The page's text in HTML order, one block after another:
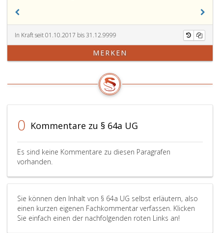
lauten,
wenn
keine
Prüfung
beurteilt
in
„nicht
Die
des
Anzahl
Prüfungen
Ziffer
und
und
Festlegung
gemäß
5,
Ziffer
2,
für
In Kraft seit 01.10.2017 bis 31.12.9999
MERKEN
0 Kommentare zu § 64a UG
Es sind keine Kommentare zu diesen Paragrafen
vorhanden.
Sie können den Inhalt von § 64a UG selbst erläutern, also
einen kurzen eigenen Fachkommentar verfassen. Klicken
Sie einfach einen der nachfolgenden roten Links an!